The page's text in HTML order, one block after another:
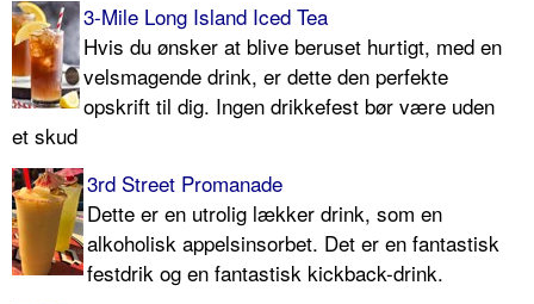
3-Mile Long Island Iced Tea
Hvis du ønsker at blive beruset hurtigt, med en
velsmagende drink, er dette den perfekte
opskrift til dig. Ingen drikkefest bør være uden
et skud
3rd Street Promanade
Dette er en utrolig lækker drink, som en
alkoholisk appelsinsorbet. Det er en fantastisk
festdrik og en fantastisk kickback-drink.